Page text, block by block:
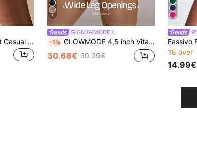
VARSIVA Dames Street Casual Sportshort met trekkoord in taille, contrasterende kleur en zakken
5
GLOWMODE
-1% GLOWMODE 4,5 inch VitalSwift Fast Moves Lichtgewicht Sneldrogende Stretchstof Geurcontrole Shorts met zijsplitten en ritssluiting Zakken Training Tennis Hardlopen Workout Gymkleding
30.68€ 30.99€
18 over
14.99€